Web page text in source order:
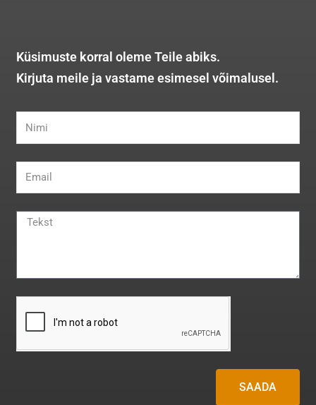
Küsimuste korral oleme Teile abiks.
Kirjuta meile ja vastame esimesel võimalusel.
SAADA